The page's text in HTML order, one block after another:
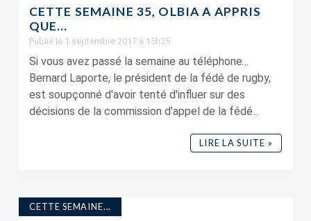
CETTE SEMAINE 35, OLBIA A APPRIS
QUE…
Publié le 1 septembre 2017 à 15h35
Si vous avez passé la semaine au téléphone...
Bernard Laporte, le président de la fédé de rugby,
est soupçonné d'avoir tenté d'influer sur des
décisions de la commission d'appel de la fédé...
LIRE LA SUITE »
CETTE SEMAINE...